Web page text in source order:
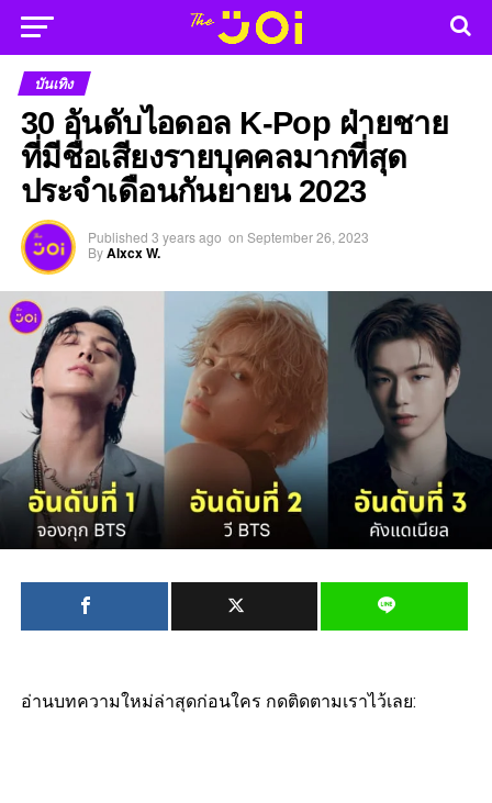
บันเทิง
30 อันดับไอดอล K-Pop ฝ่ายชาย
ที่มีชื่อเสียงรายบุคคลมากที่สุด
ประจำเดือนกันยายน 2023
Published 3 years ago on September 26, 2023
ByAlxcx W.
อ่านบทความใหม่ล่าสุดก่อนใคร กดติดตามเราไว้เลย: